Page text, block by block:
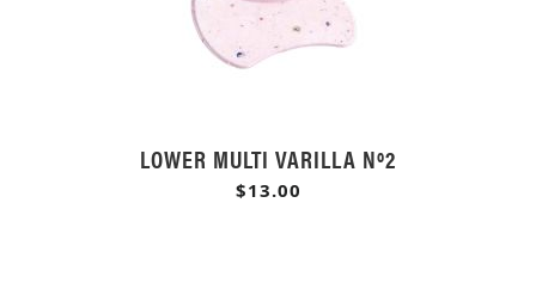
LOWER MULTI VARILLA Nº2
$13.00